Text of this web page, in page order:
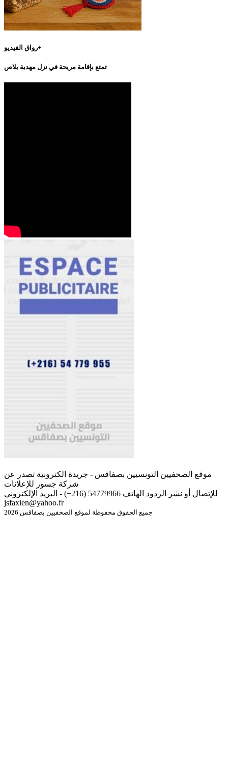
رواق الفيديو+
تمتع بإقامة مريحة في نزل مهدية بلاص
موقع الصحفيين التونسيين بصفاقس - جريدة الكترونية تصدر عن
شركة جسور للإعلانات
للإتصال أو نشر الردود الهاتف 54779966 (216+) - البريد الإلكتروني
jsfaxien@yahoo.fr
جميع الحقوق محفوظة لموقع الصحفيين بصفاقس 2026